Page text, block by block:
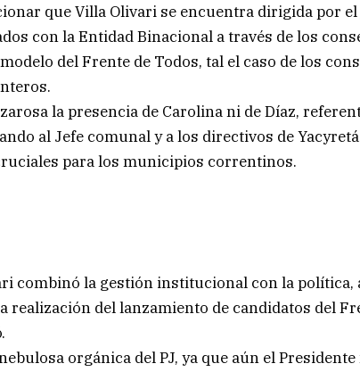
que Villa Olivari se encuentra dirigida por
con la Entidad Binacional a través de los
del Frente de Todos, tal el caso de los
la presencia de Carolina ni de Díaz,
al Jefe comunal y a los directivos de
para los municipios correntinos.
combinó la gestión institucional con la política,
realización del lanzamiento de candidatos del
orgánica del PJ, ya que aún el